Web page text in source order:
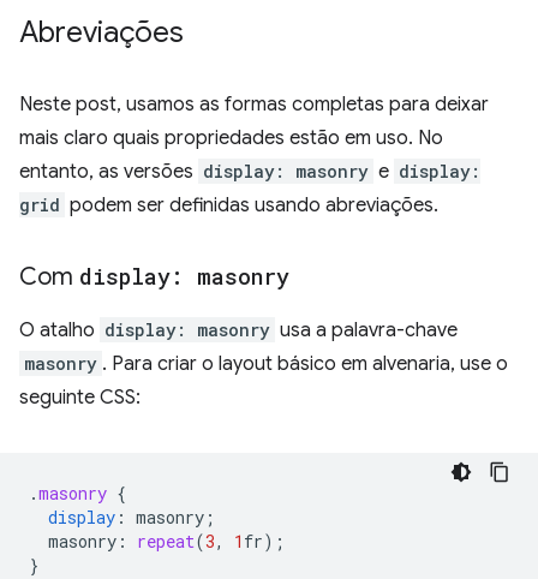
Abreviações
Neste post, usamos as formas completas para deixar
mais claro quais propriedades estão em uso. No
entanto, as versões display: masonry e display:
grid podem ser definidas usando abreviações.
Com display: masonry
O atalho display: masonry usa a palavra-chave
masonry . Para criar o layout básico em alvenaria, use o
seguinte CSS:
.masonry {
display : masonry ;
masonry : repeat(3, 1 fr);
}